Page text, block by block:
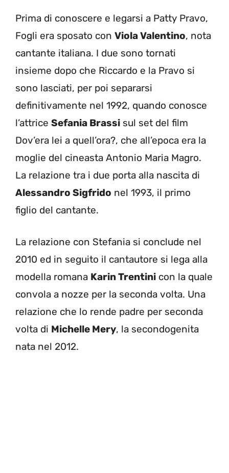
Prima di conoscere e legarsi a Patty Pravo,
Fogli era sposato con Viola Valentino, nota
cantante italiana. I due sono tornati
insieme dopo che Riccardo e la Pravo si
sono lasciati, per poi separarsi
definitivamente nel 1992, quando conosce
l’attrice Sefania Brassi sul set del film
Dov’era lei a quell’ora?, che all’epoca era la
moglie del cineasta Antonio Maria Magro.
La relazione tra i due porta alla nascita di
Alessandro Sigfrido nel 1993, il primo
figlio del cantante.
La relazione con Stefania si conclude nel
2010 ed in seguito il cantautore si lega alla
modella romana Karin Trentini con la quale
convola a nozze per la seconda volta. Una
relazione che lo rende padre per seconda
volta di Michelle Mery, la secondogenita
nata nel 2012.